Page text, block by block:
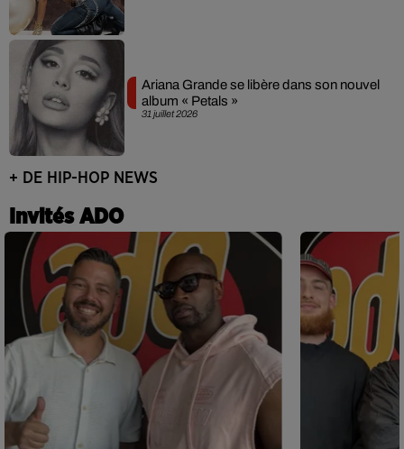
31 juillet 2026
Ariana Grande se libère dans son nouvel
album « Petals »
+ DE HIP-HOP NEWS
Invités ADO